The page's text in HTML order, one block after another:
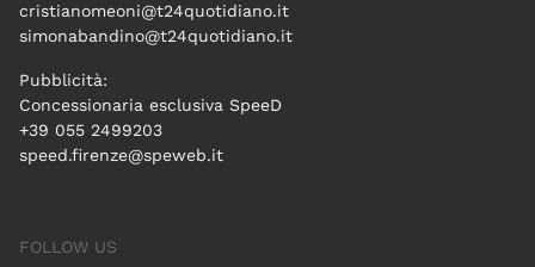
cristianomeoni@t24quotidiano.it
simonabandino@t24quotidiano.it
Pubblicità:
Concessionaria esclusiva SpeeD
+39 055 2499203
speed.firenze@speweb.it
FOLLOW US